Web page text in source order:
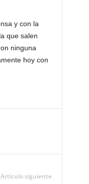
y con la
que salen
ninguna
hoy con
Artículo siguiente